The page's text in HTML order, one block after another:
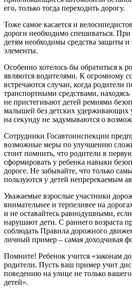
его, только тогда переходить дорогу.
Тоже самое касается и
дороги необходимо спешиваться.
детям необходимы средства защиты
элементы.
Особенно хотелось бы обратиться к
являются водителями. К огромному
встречаются случаи, когда родители
транспортными средствами,
не пристегивают детей ремнями
малышей без детских удерживающих
на секунду не задумываются о
Сотрудники Госавтоинспекции
возможные меры по улучшению
стоит помнить, что родители в
сформировать у ребенка навыки
дороге. Не забывайте, что только
пользуются у детей непререкаемым
Уважаемые взрослые участники
внимательнее и терпеливее на
и не оставайтесь равнодушными,
нарушают дети. С раннего возраста
соблюдать Правила дорожного
личный пример – самая доходчивая
Помните! Ребенок учится «законам
родители. Пусть ваш пример учит
поведению на улице не только
детей».